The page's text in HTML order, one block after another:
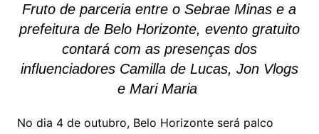
Fruto de parceria entre o Sebrae Minas e a
prefeitura de Belo Horizonte, evento gratuito
contará com as presenças dos
influenciadores Camilla de Lucas, Jon Vlogs
e Mari Maria
No dia 4 de outubro, Belo Horizonte será palco